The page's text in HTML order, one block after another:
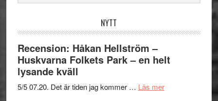
webbplatsen
NYTT
Recension: Håkan Hellström –
Huskvarna Folkets Park – en helt
lysande kväll
5/5 07.20. Det är tiden jag kommer … Läs merom